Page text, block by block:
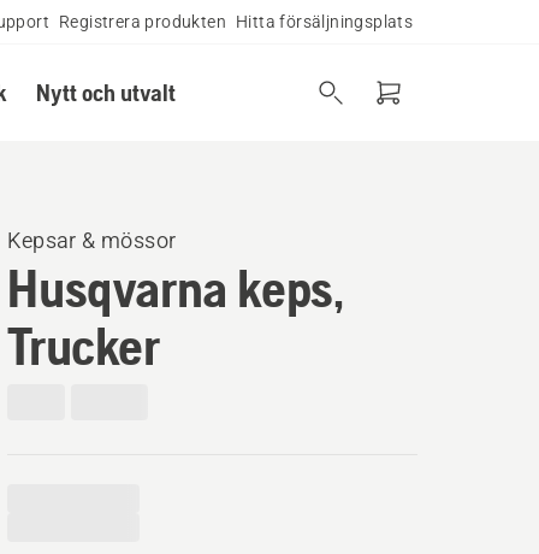
Registrera produkten Hitta försäljningsplats
Nytt och utvalt
Kepsar & mössor
Husqvarna keps,
Trucker